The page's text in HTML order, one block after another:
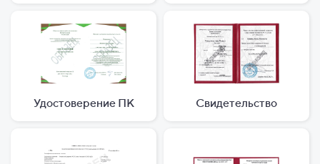
Удостоверение ПК Свидетельство